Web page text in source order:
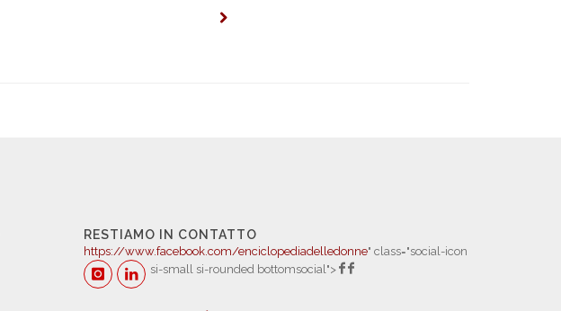
RESTIAMO IN CONTATTO
https://www.facebook.com/enciclopediadelledonne" class="social-icon
si-small si-rounded bottomsocial">